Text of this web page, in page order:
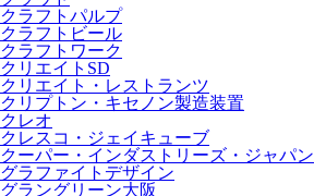
クラフトパルプ
クラフトビール
クラフトワーク
クリエイトSD
クリエイト・レストランツ
クリプトン・キセノン製造装置
クレオ
クレスコ・ジェイキューブ
クーパー・インダストリーズ・ジャパン
グラファイトデザイン
グラングリーン大阪